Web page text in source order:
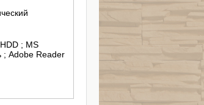
; MS
; Adobe Reader